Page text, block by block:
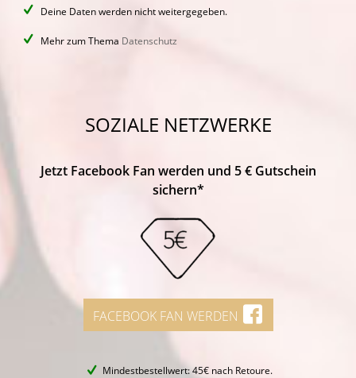
Deine Daten werden nicht weitergegeben.
Mehr zum Thema Datenschutz
SOZIALE NETZWERKE
Jetzt Facebook Fan werden und 5 € Gutschein
sichern*
FACEBOOK FAN WERDEN
Mindestbestellwert: 45€ nach Retoure.